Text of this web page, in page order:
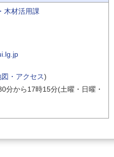
木材活用課
図・アクセス)
分から17時15分(土曜・日曜・